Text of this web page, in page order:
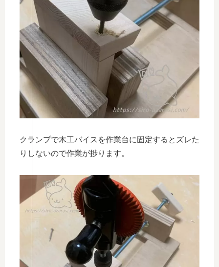
クランプで木工バイスを作業台に固定するとズレた
りしないので作業が捗ります。